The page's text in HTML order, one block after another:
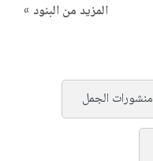
المزيد من البنود »
منشورات الجمل